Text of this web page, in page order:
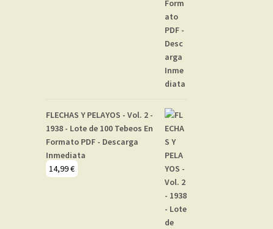
FLECHAS Y PELAYOS - Vol. 2 -
1938 - Lote de 100 Tebeos En
Formato PDF - Descarga
Inmediata
14,99€